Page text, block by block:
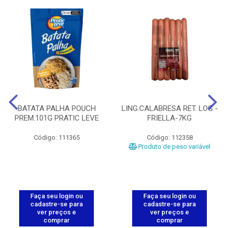
BATATA PALHA POUCH
PREM.101G PRATIC LEVE
Código: 111365
Faça seu login ou
cadastre-se para
ver preços e
comprar
LING.CALABRESA RET. LOG -
FRIELLA-7KG
Código: 112358
Produto de peso variável
Faça seu login ou
cadastre-se para
ver preços e
comprar